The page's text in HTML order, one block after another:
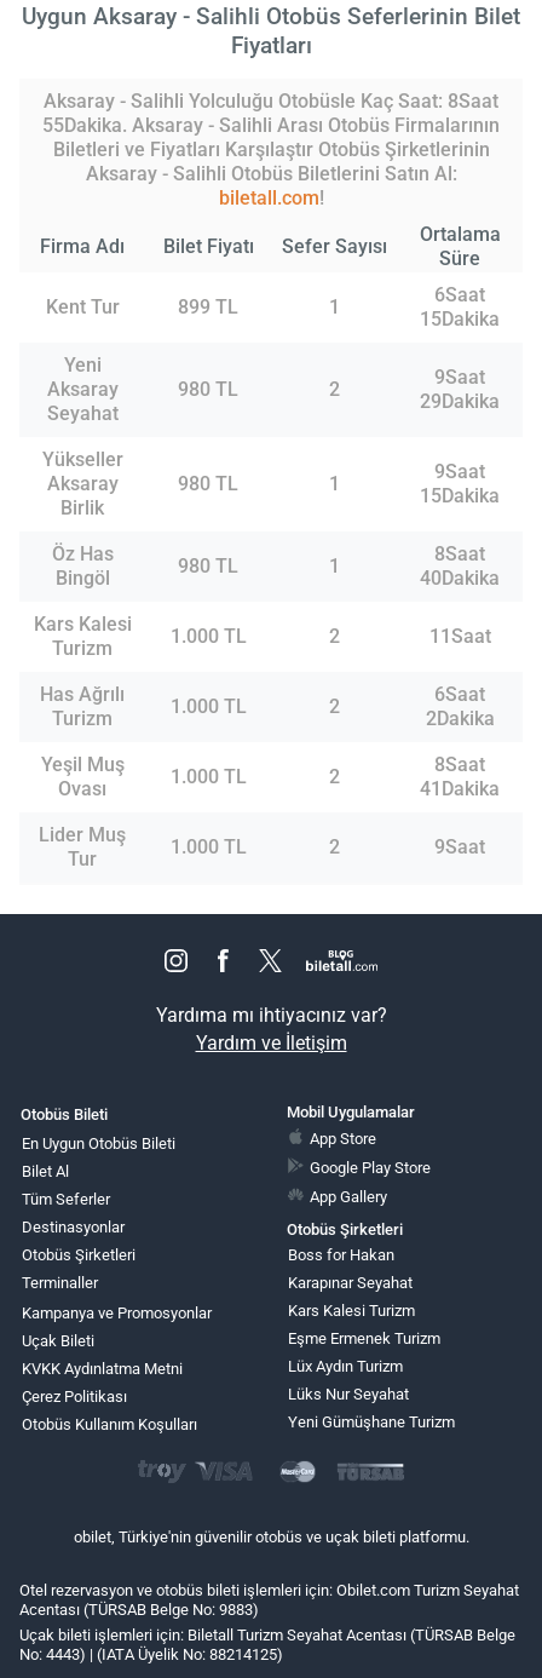
Uygun Aksaray - Salihli Otobüs Seferlerinin Bilet
Fiyatları
Aksaray - Salihli Yolculuğu Otobüsle Kaç Saat: 8Saat
55Dakika. Aksaray - Salihli Arası Otobüs Firmalarının
Biletleri ve Fiyatları Karşılaştır Otobüs Şirketlerinin
Aksaray - Salihli Otobüs Biletlerini Satın Al:
biletall.com!
Firma Adı Bilet Fiyatı Sefer Sayısı
Ortalama
Süre
Kent Tur 899 TL 1
6Saat
15Dakika
Yeni
Aksaray
Seyahat
980 TL 2
9Saat
29Dakika
Yükseller
Aksaray
Birlik
980 TL 1
9Saat
15Dakika
Öz Has
Bingöl
980 TL 1
8Saat
40Dakika
Kars Kalesi
Turizm
1.000 TL 2 11Saat
Has Ağrılı
Turizm
1.000 TL 2
6Saat
2Dakika
Yeşil Muş
Ovası
1.000 TL 2
8Saat
41Dakika
Lider Muş
Tur
1.000 TL 2 9Saat
Yardıma mı ihtiyacınız var?
Yardım ve İletişim
Otobüs Bileti
En Uygun Otobüs Bileti
Bilet Al
Tüm Seferler
Destinasyonlar
Otobüs Şirketleri
Terminaller
Kampanya ve Promosyonlar
Uçak Bileti
KVKK Aydınlatma Metni
Çerez Politikası
Otobüs Kullanım Koşulları
Mobil Uygulamalar
App Store
Google Play Store
App Gallery
Otobüs Şirketleri
Boss for Hakan
Karapınar Seyahat
Kars Kalesi Turizm
Eşme Ermenek Turizm
Lüx Aydın Turizm
Lüks Nur Seyahat
Yeni Gümüşhane Turizm
obilet, Türkiye'nin güvenilir otobüs ve uçak bileti platformu.
Otel rezervasyon ve otobüs bileti işlemleri için: Obilet.com Turizm Seyahat
Acentası (TÜRSAB Belge No: 9883)
Uçak bileti işlemleri için: Biletall Turizm Seyahat Acentası (TÜRSAB Belge
No: 4443) | (IATA Üyelik No: 88214125)